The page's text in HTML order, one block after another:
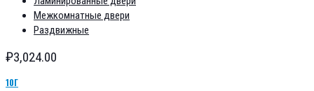
Межкомнатные двери
Раздвижные
₽3,024.00
10Г